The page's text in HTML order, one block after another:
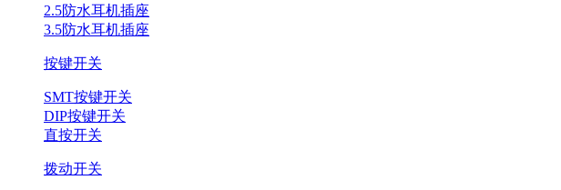
2.5防水耳机插座
3.5防水耳机插座
按键开关
SMT按键开关
DIP按键开关
直按开关
拨动开关